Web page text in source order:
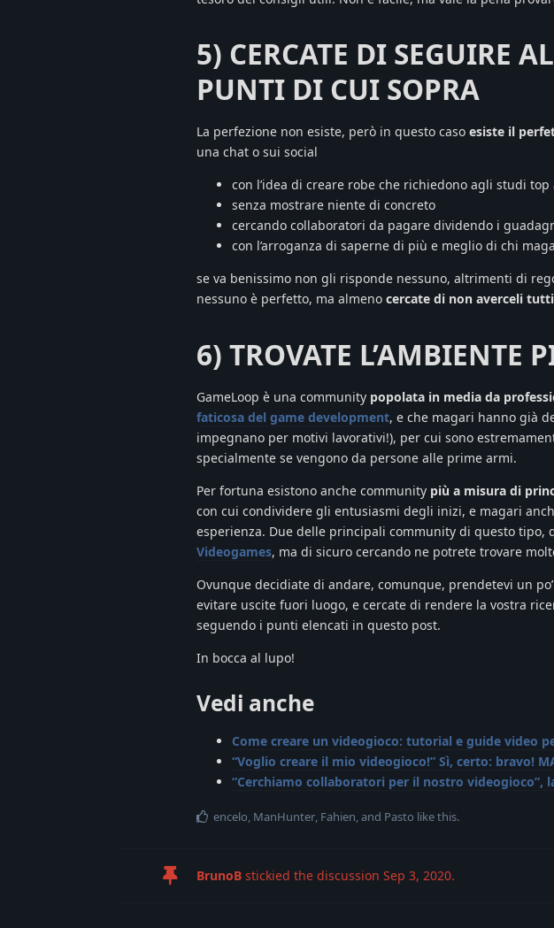
5) CERCATE DI SEGUIRE
PUNTI DI CUI SOPRA
La perfezione non esiste, però in questo caso esiste il
una chat o sui social
con l’idea di creare robe che richiedono agli studi
senza mostrare niente di concreto
cercando collaboratori da pagare dividendo i
con l’arroganza di saperne di più e meglio di chi
se va benissimo non gli risponde nessuno, altrimenti di
nessuno è perfetto, ma almeno cercate di non averceli tutti
6) TROVATE L’AMBIENTE
GameLoop è una community popolata in media da
faticosa del game development, e che magari hanno già
impegnano per motivi lavorativi!), per cui sono
specialmente se vengono da persone alle prime armi.
Per fortuna esistono anche community più a misura di
con cui condividere gli entusiasmi degli inizi, e magari
esperienza. Due delle principali community di questo tipo,
Videogames, ma di sicuro cercando ne potrete trovare
Ovunque decidiate di andare, comunque, prendetevi un
evitare uscite fuori luogo, e cercate di rendere la vostra
seguendo i punti elencati in questo post.
In bocca al lupo!
Vedi anche
Come creare un videogioco: tutorial e guide video
“Voglio creare il mio videogioco!” Sì, certo: bravo!
“Cerchiamo collaboratori per il nostro videogioco”,
encelo, ManHunter, Fahien, and Pasto like this.
BrunoB stickied the discussion Sep 3, 2020.